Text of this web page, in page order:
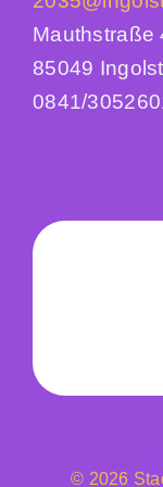
Mauthstraße
85049
0841/
© 2026